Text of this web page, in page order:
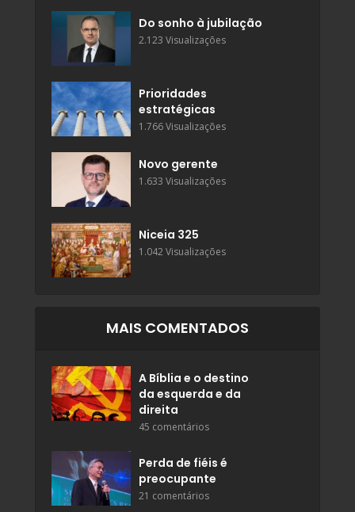
Do sonho à jubilação
2.123 Visualizações
Prioridades
estratégicas
1.766 Visualizações
Novo gerente
1.633 Visualizações
Niceia 325
1.042 Visualizações
MAIS COMENTADOS
A Bíblia e o destino
da esquerda e da
direita
45 comentários
Perda de fiéis é
preocupante
21 comentários